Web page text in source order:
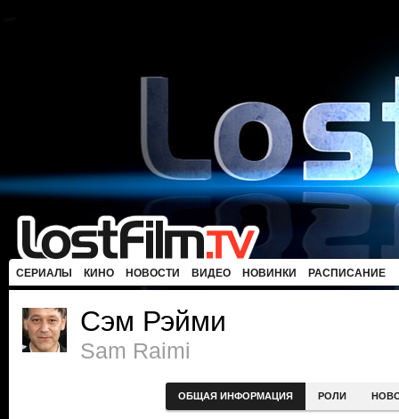
СЕРИАЛЫ КИНО НОВОСТИ ВИДЕО НОВИНКИ РАСПИСАНИЕ
Сэм Рэйми
Sam Raimi
ОБЩАЯ ИНФОРМАЦИЯ РОЛИ